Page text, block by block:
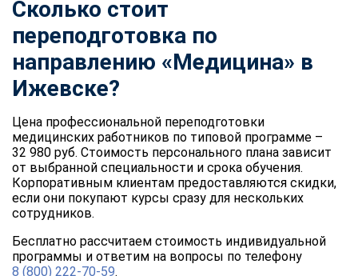
Сколько стоит
переподготовка по
направлению «Медицина» в
Ижевске?
Цена профессиональной переподготовки
медицинских работников по типовой программе –
32 980 руб. Стоимость персонального плана зависит
от выбранной специальности и срока обучения.
Корпоративным клиентам предоставляются скидки,
если они покупают курсы сразу для нескольких
сотрудников.
Бесплатно рассчитаем стоимость индивидуальной
программы и ответим на вопросы по телефону
8 (800) 222-70-59.